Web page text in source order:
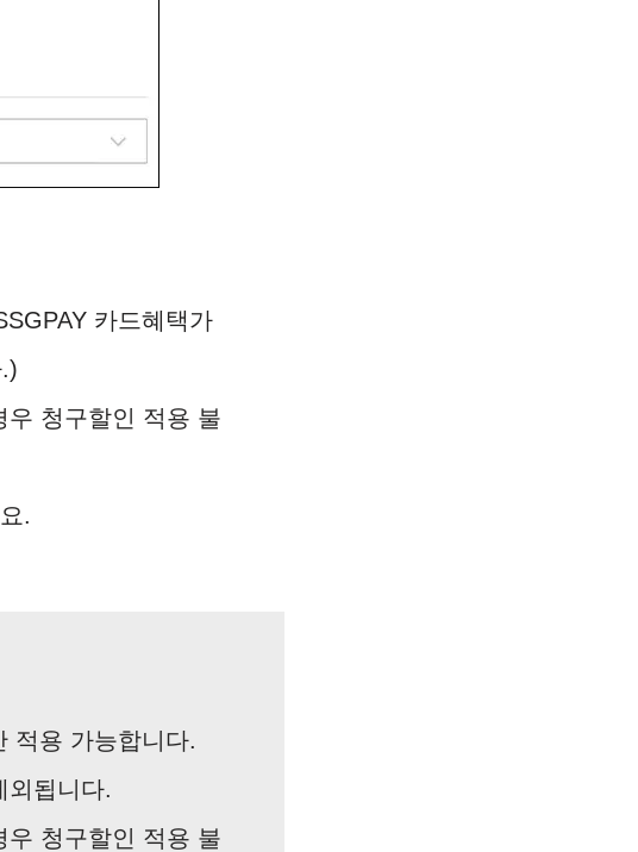
카드혜택가
청구할인 적용 불
.
적용 가능합니다.
외됩니다.
청구할인 적용 불